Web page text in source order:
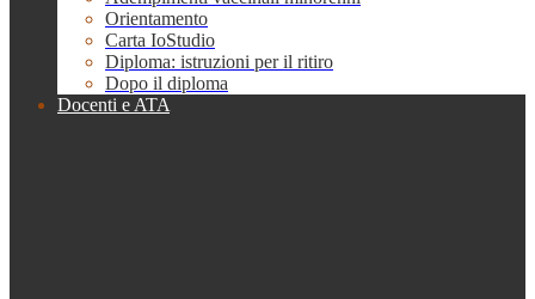
Orientamento
Carta IoStudio
Diploma: istruzioni per il ritiro
Dopo il diploma
Docenti e ATA